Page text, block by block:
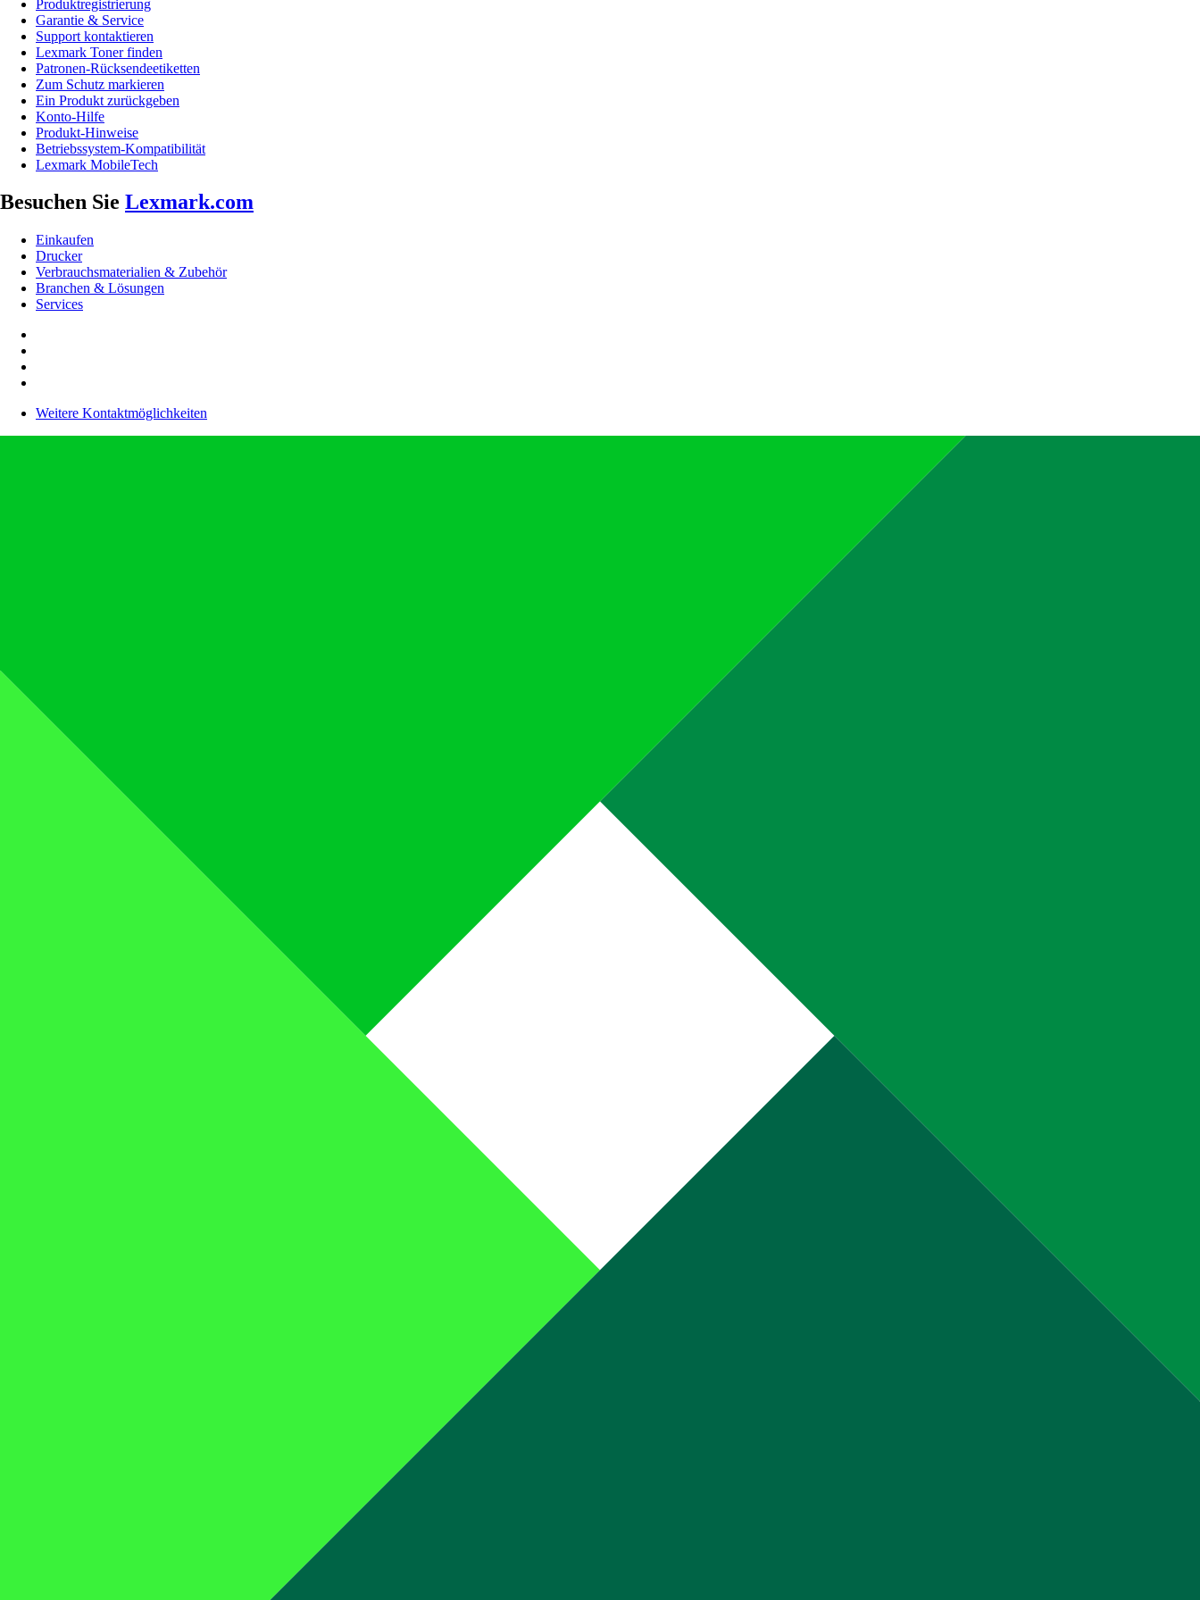
Produktregistrierung
Garantie & Service
Support kontaktieren
Lexmark Toner finden
Patronen-Rücksendeetiketten
Zum Schutz markieren
Ein Produkt zurückgeben
Konto-Hilfe
Produkt-Hinweise
Betriebssystem-Kompatibilität
Lexmark MobileTech
Besuchen Sie Lexmark.com
Einkaufen
Drucker
Verbrauchsmaterialien & Zubehör
Branchen & Lösungen
Services
Weitere Kontaktmöglichkeiten